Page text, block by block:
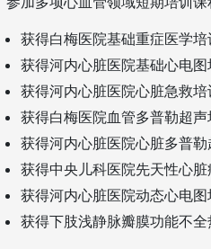
获得白梅医院基础重症医学培
获得河内心脏医院基础心电图
获得河内心脏医院心脏急救培
获得白梅医院血管多普勒超声
获得河内心脏医院心脏多普
获得中央儿科医院先天性心
获得河内心脏医院动态心电图
获得下肢浅静脉瓣膜功能不